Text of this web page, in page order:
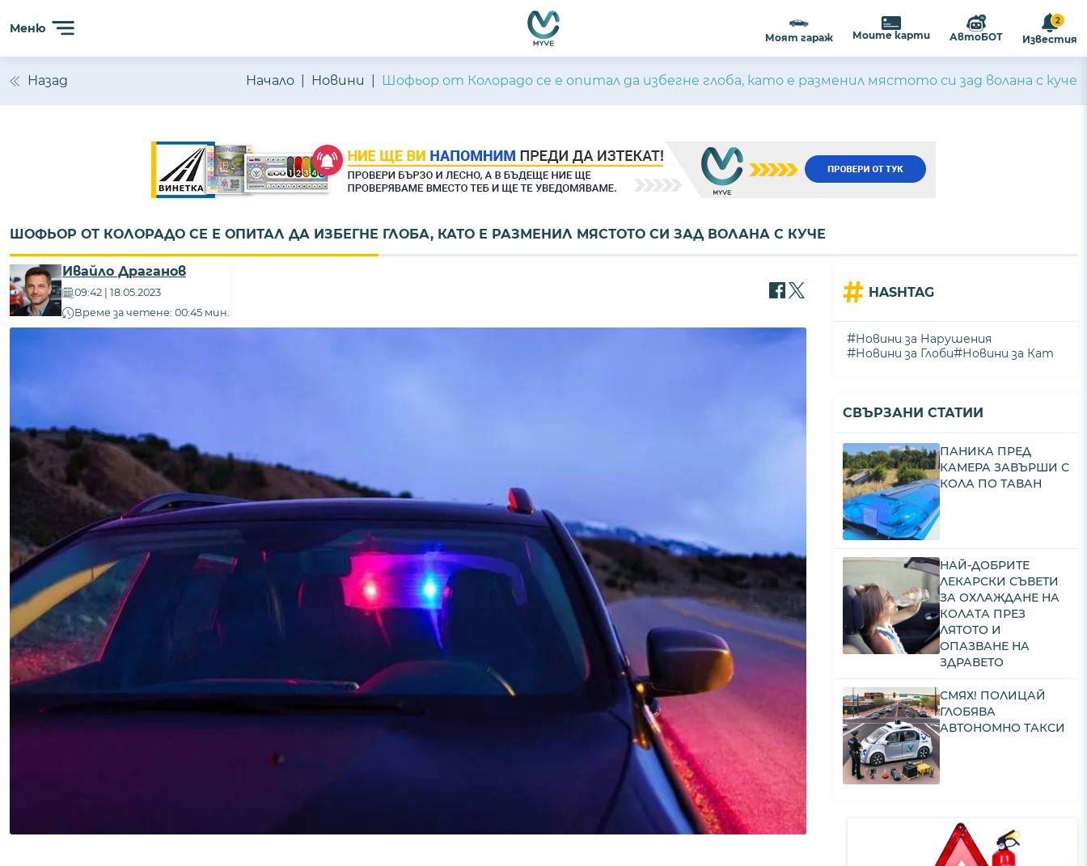
Меню
Моят гараж Моите карти АвтоБОТ
2
Известия
Назад Начало Новини Шофьор от Колорадо се е опитал да избегне глоба, като е разменил мястото си зад волана с куче
ШОФЬОР ОТ КОЛОРАДО СЕ Е ОПИТАЛ ДА ИЗБЕГНЕ ГЛОБА, КАТО Е РАЗМЕНИЛ МЯСТОТО СИ ЗАД ВОЛАНА С КУЧЕ
Ивайло Драганов
09:42 | 18.05.2023
Време за четене: 00:45 мин.
# HASHTAG
#Новини за Нарушения
#Новини за Глоби#Новини за Кат
СВЪРЗАНИ СТАТИИ
ПАНИКА ПРЕД
КАМЕРА ЗАВЪРШИ С
КОЛА ПО ТАВАН
НАЙ-ДОБРИТЕ
ЛЕКАРСКИ СЪВЕТИ
ЗА ОХЛАЖДАНЕ НА
КОЛАТА ПРЕЗ
ЛЯТОТО И
ОПАЗВАНЕ НА
ЗДРАВЕТО
СМЯХ! ПОЛИЦАЙ
ГЛОБЯВА
АВТОНОМНО ТАКСИ